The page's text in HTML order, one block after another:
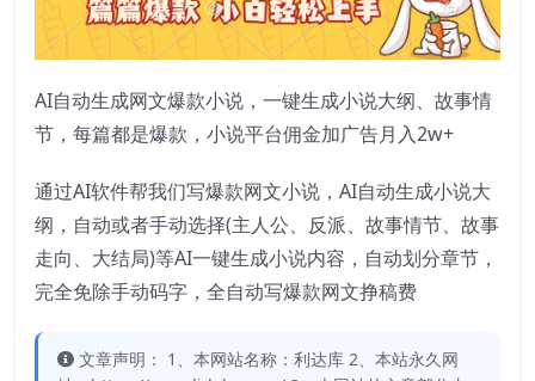
AI自动生成网文爆款小说，一键生成小说大纲、故事情
节，每篇都是爆款，小说平台佣金加广告月入2w+
通过AI软件帮我们写爆款网文小说，AI自动生成小说大
纲，自动或者手动选择(主人公、反派、故事情节、故事
走向、大结局)等AI一键生成小说内容，自动划分章节，
完全免除手动码字，全自动写爆款网文挣稿费
文章声明： 1、本网站名称：利达库 2、本站永久网